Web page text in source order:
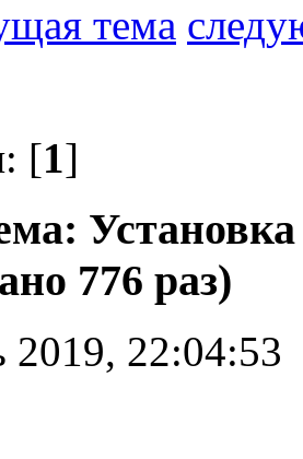
тема
[1]
776 раз)
2019, 22:04:53